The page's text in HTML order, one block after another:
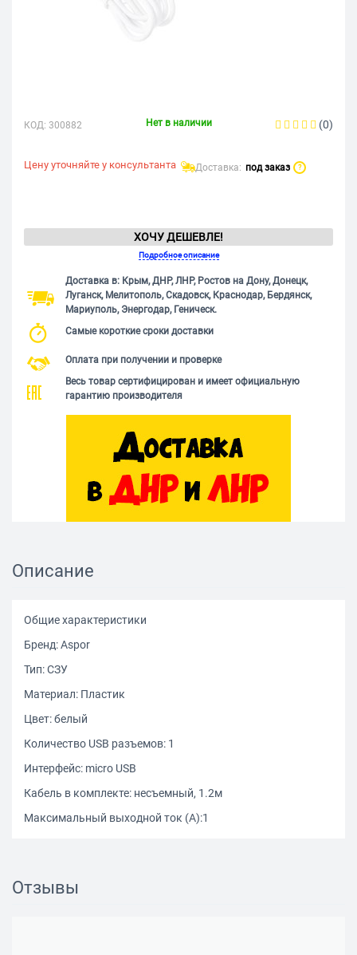
КОД: 300882 Нет в наличии (0)
Цену уточняйте у консультанта Доставка: под заказ ?
ХОЧУ ДЕШЕВЛЕ!
Подробное описание
Доставка в: Крым, ДНР, ЛНР, Ростов на Дону, Донецк,
Луганск, Мелитополь, Скадовск, Краснодар, Бердянск,
Мариуполь, Энергодар, Геническ.
Самые короткие сроки доставки
Оплата при получении и проверке
Весь товар сертифицирован и имеет официальную
гарантию производителя
Описание
Общие характеристики
Бренд: Aspor
Тип: СЗУ
Материал: Пластик
Цвет: белый
Количество USB разъемов: 1
Интерфейс: micro USB
Кабель в комплекте: несъемный, 1.2м
Максимальный выходной ток (А):1
Отзывы